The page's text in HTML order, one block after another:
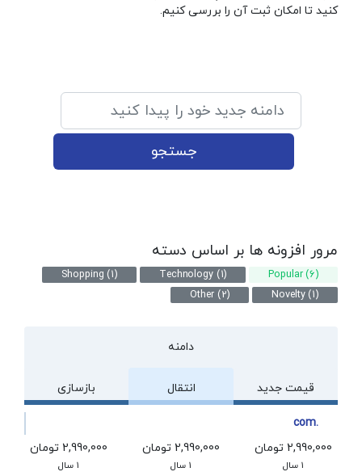
کنید تا امکان ثبت آن را بررسی کنیم.
جستجو
مرور افزونه ها بر اساس دسته
Popular (6)
Technology (1)
Shopping (1)
Novelty (1)
Other (2)
دامنه
قیمت جدید انتقال بازسازی
.com
2,990,000 تومان
1 سال
2,990,000 تومان
1 سال
2,990,000 تومان
1 سال